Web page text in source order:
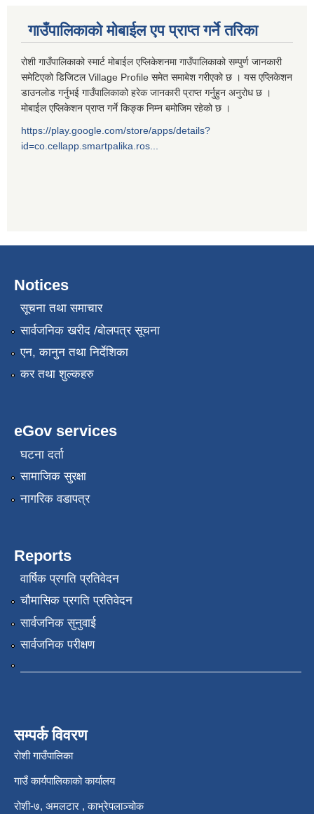
गाउँपालिकाको मोबाईल एप प्राप्त गर्ने तरिका
रोशी गाउँपालिकाको स्मार्ट मोबाईल एप्लिकेशनमा गाउँपालिकाको सम्पुर्ण जानकारी
समेटिएको डिजिटल Village Profile समेत समाबेश गरीएको छ । यस एप्लिकेशन
डाउनलोड गर्नुभई गाउँपालिकाको हरेक जानकारी प्राप्त गर्नुहुन अनुरोध छ ।
मोबाईल एप्लिकेशन प्राप्त गर्ने किङ्क निम्न बमोजिम रहेको छ ।
https://play.google.com/store/apps/details?
id=co.cellapp.smartpalika.ros...
Notices
सूचना तथा समाचार
सार्वजनिक खरीद /बोलपत्र सूचना
एन, कानुन तथा निर्देशिका
कर तथा शुल्कहरु
eGov services
घटना दर्ता
सामाजिक सुरक्षा
नागरिक वडापत्र
Reports
वार्षिक प्रगति प्रतिवेदन
चौमासिक प्रगति प्रतिवेदन
सार्वजनिक सुनुवाई
सार्वजनिक परीक्षण
सम्पर्क विवरण
रोशी गाउँपालिका
गाउँ कार्यपालिकाको कार्यालय
रोशी-७, अमलटार , काभ्रेपलाञ्चोक